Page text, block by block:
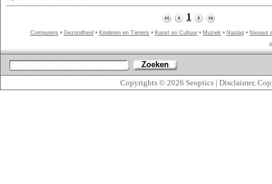
1
Computers • Gezondheid • Kinderen en Tieners • Kunst en Cultuur • Muziek • Naslag • Nieuws
Zoeken
Copyrights © 2026 Seoptics | Disclaimer,